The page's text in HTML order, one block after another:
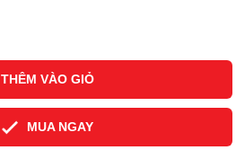
THÊM VÀO GIỎ
MUA NGAY